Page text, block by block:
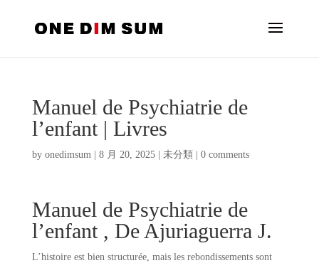
Manuel de Psychiatrie de
l’enfant | Livres
by onedimsum| 8 月 20, 2025| 未分類 0 comments
Manuel de Psychiatrie de
l’enfant , De Ajuriaguerra J.
L’histoire est bien structurée, mais les rebondissements sont